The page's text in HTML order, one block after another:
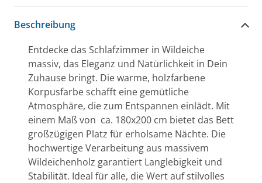
Beschreibung
Entdecke das Schlafzimmer in Wildeiche
massiv, das Eleganz und Natürlichkeit in Dein
Zuhause bringt. Die warme, holzfarbene
Korpusfarbe schafft eine gemütliche
Atmosphäre, die zum Entspannen einlädt. Mit
einem Maß von ca. 180x200 cm bietet das Bett
großzügigen Platz für erholsame Nächte. Die
hochwertige Verarbeitung aus massivem
Wildeichenholz garantiert Langlebigkeit und
Stabilität. Ideal für alle, die Wert auf stilvolles